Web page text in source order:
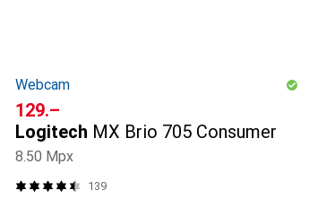
Webcam
CHF
129.–
Logitech MX Brio 705 Consumer
8.50 Mpx
139